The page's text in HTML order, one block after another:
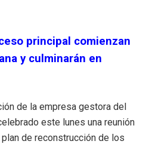
principal comienzan
y culminarán en
de la empresa gestora del
este lunes una reunión
de reconstrucción de los